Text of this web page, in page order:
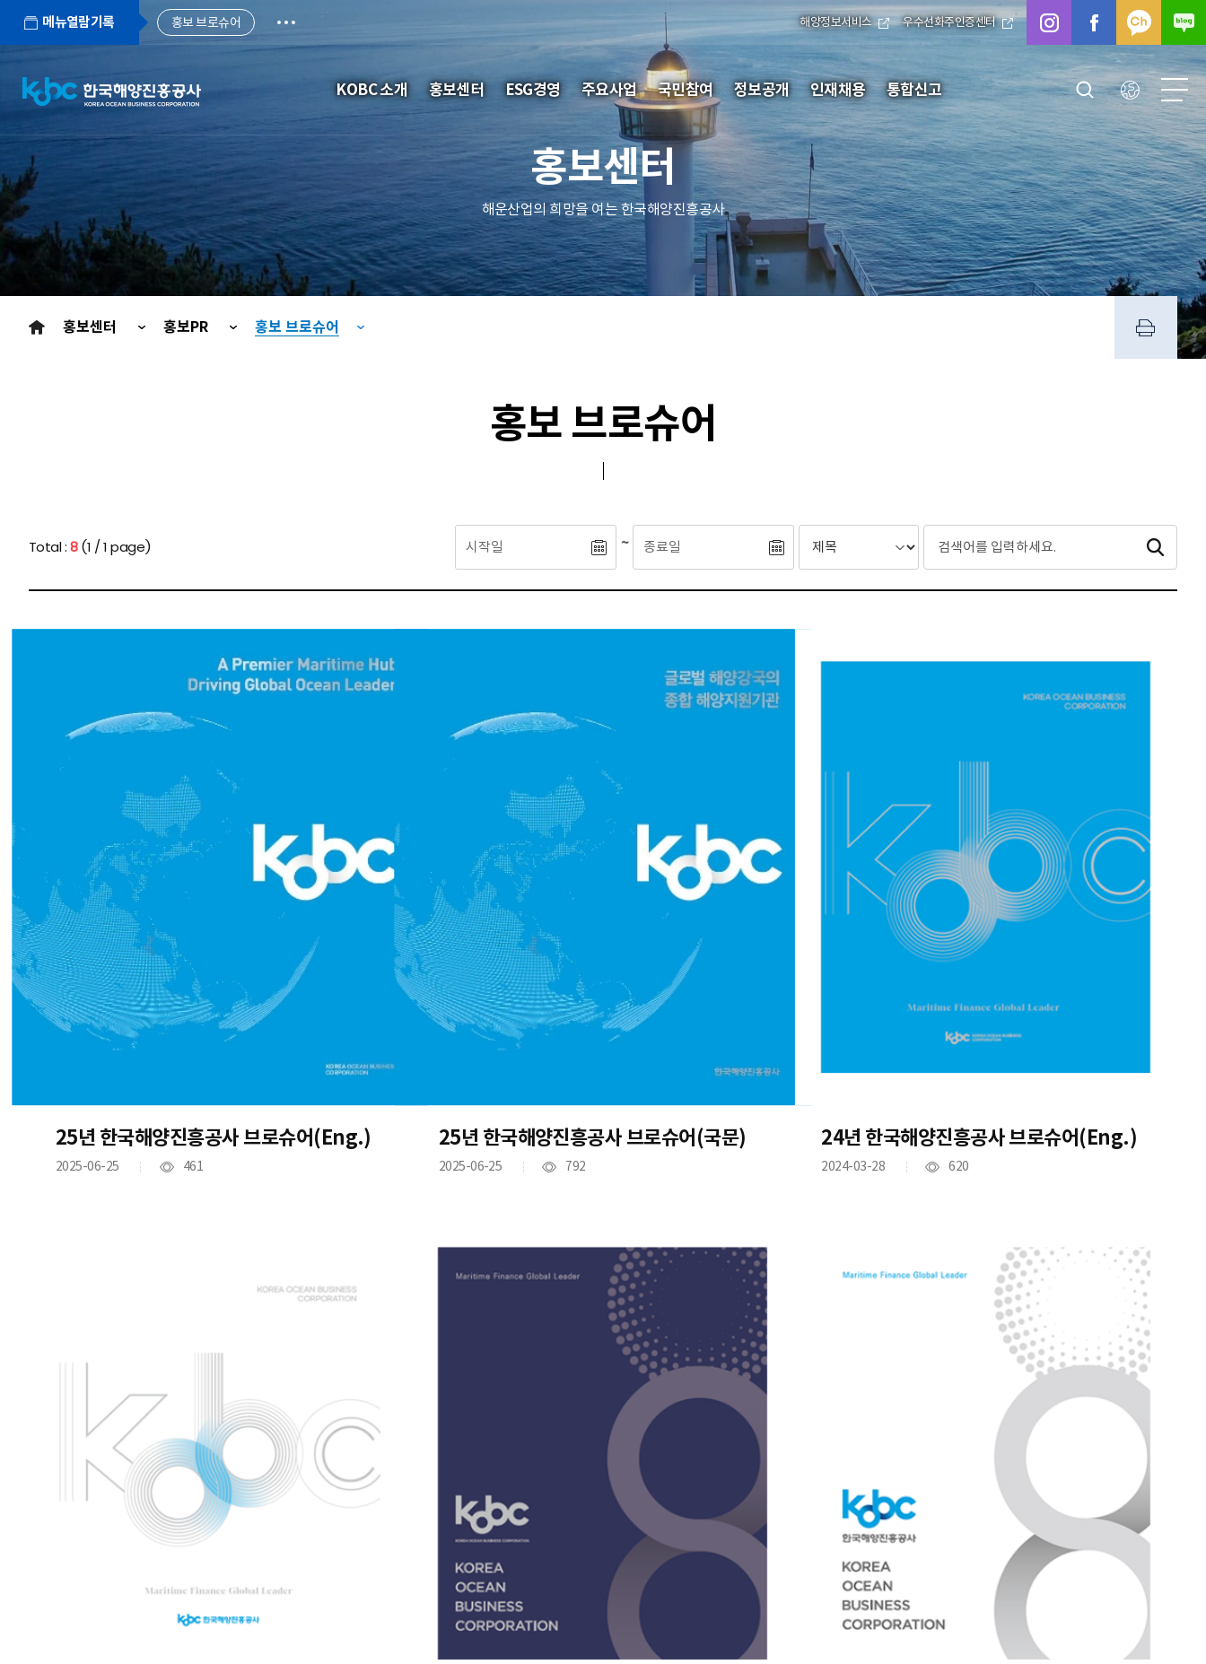
메뉴열람기록 홍보 브로슈어 해양정보서비스 우수선화주인증센터
KOBC 소개 홍보센터 ESG경영 주요사업 국민참여 정보공개 인재채용 통합신고
홍보센터
해운산업의 희망을 여는 한국해양진흥공사
홍보센터 홍보PR 홍보 브로슈어
홍보 브로슈어
Total :8(1 / 1 page) ~
25년 한국해양진흥공사 브로슈어(Eng.)
2025-06-25 461
25년 한국해양진흥공사 브로슈어(국문)
2025-06-25 792
24년 한국해양진흥공사 브로슈어(Eng.)
2024-03-28 620